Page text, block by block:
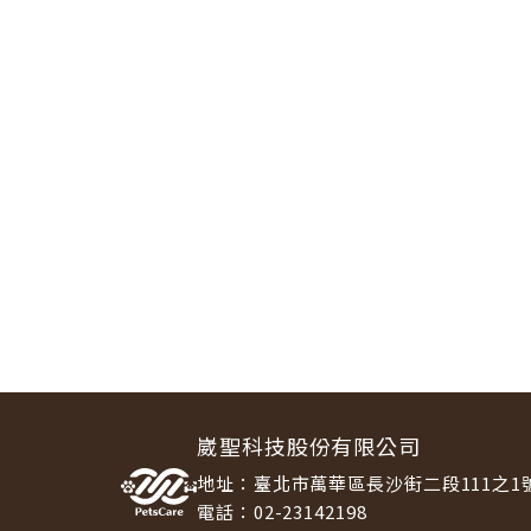
崴聖科技股份有限公司
地址：臺北市萬華區長沙街二段111之1
電話：02-23142198